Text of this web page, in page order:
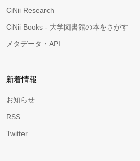
CiNii Research
CiNii Books - 大学図書館の本をさがす
メタデータ・API
新着情報
お知らせ
RSS
Twitter